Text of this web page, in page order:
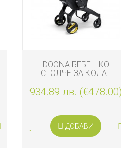
DOONA БЕБЕШКО
СТОЛЧЕ ЗА КОЛА -
BLUSH PINK
934.89 лв. (€478.00)
ДОБАВИ